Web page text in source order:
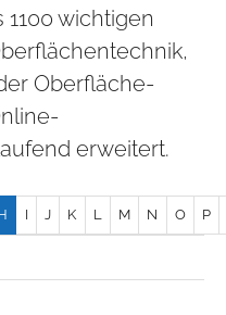
wichtigen
Oberfläche-
erweitert.
I J K L M N O P